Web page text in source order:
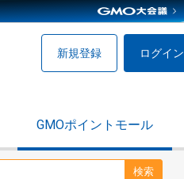
新規登録 ログイン
GMOポイントモール
検索